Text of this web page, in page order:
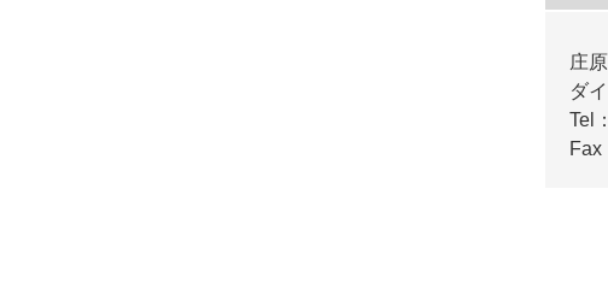
庄
ダ
Tel
Fax